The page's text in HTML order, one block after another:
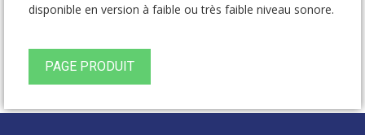
disponible en version à faible ou très faible niveau sonore.
PAGE PRODUIT